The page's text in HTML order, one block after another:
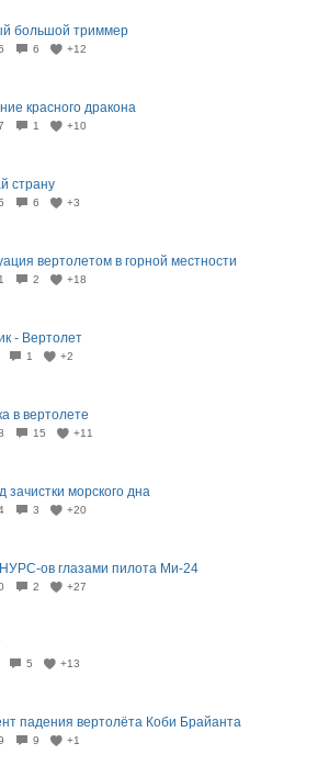
большой триммер
6 +12
красного дракона
1 +10
страну
6 +3
вертолетом в горной местности
2 +18
- Вертолет
1 +2
в вертолете
15 +11
зачистки морского дна
3 +20
НУРС-ов глазами пилота Ми-24
2 +27
5 +13
падения вертолёта Коби Брайанта
9 +1